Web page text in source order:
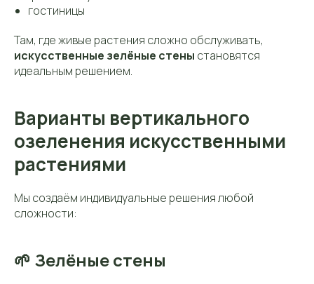
гостиницы
Там, где живые растения сложно обслуживать,
искусственные зелёные стены становятся
идеальным решением.
Варианты вертикального
озеленения искусственными
растениями
Мы создаём индивидуальные решения любой
сложности:
🌱 Зелёные стены